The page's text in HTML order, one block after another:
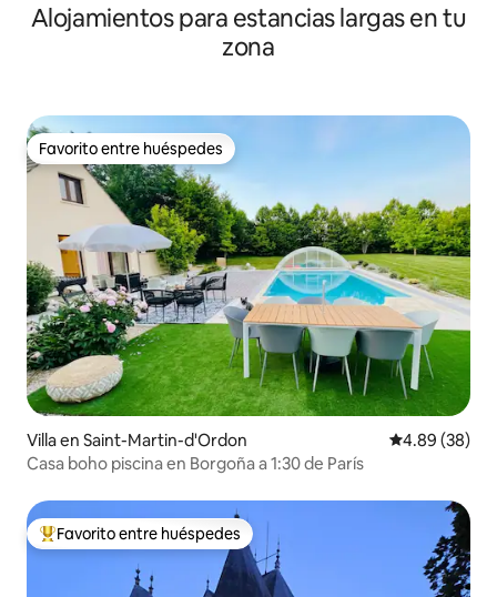
Alojamientos para estancias largas en tu
zona
Favorito entre huéspedes
Favorito entre huéspedes
Villa en Saint-Martin-d'Ordon Calificación
4.89 (38)
Casa boho piscina en Borgoña a 1:30 de París
De los mejores en Favorito entre huéspedes
Favorito entre huéspedes